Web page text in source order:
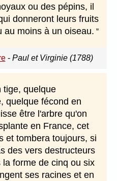
ou des pépins, il
donneront leurs fruits
au moins à un oiseau.
- Paul et Virginie (1788)
tige, quelque
quelque fécond en
être l'arbre qu'on
en France, cet
et tombera toujours, si
des vers destructeurs
forme de cinq ou six
ses racines et en